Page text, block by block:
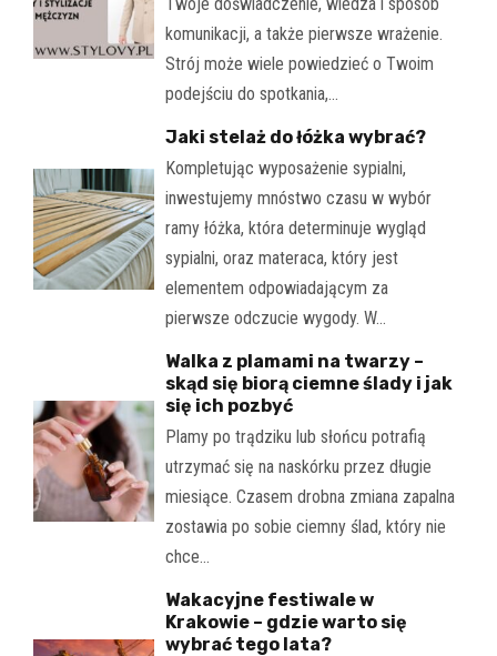
komunikacji, a także pierwsze wrażenie.
Strój może wiele powiedzieć o Twoim
podejściu do spotkania,…
Jaki stelaż do łóżka wybrać?
Kompletując wyposażenie sypialni,
inwestujemy mnóstwo czasu w wybór
ramy łóżka, która determinuje wygląd
sypialni, oraz materaca, który jest
elementem odpowiadającym za
pierwsze odczucie wygody. W…
Walka z plamami na twarzy –
skąd się biorą ciemne ślady i jak
się ich pozbyć
Plamy po trądziku lub słońcu potrafią
utrzymać się na naskórku przez długie
miesiące. Czasem drobna zmiana zapalna
zostawia po sobie ciemny ślad, który nie
chce…
Wakacyjne festiwale w
Krakowie – gdzie warto się
wybrać tego lata?